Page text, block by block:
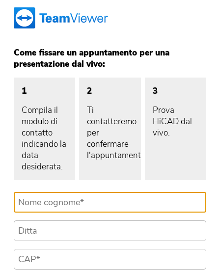
Come fissare un appuntamento per una
presentazione dal vivo:
1
Compila il
modulo di
contatto
indicando la
data
desiderata.
2
Ti
contatteremo
per
confermare
l'appuntamento..
3
Prova
HiCAD dal
vivo.